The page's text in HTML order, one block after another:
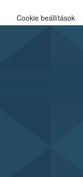
Cookie beállítások